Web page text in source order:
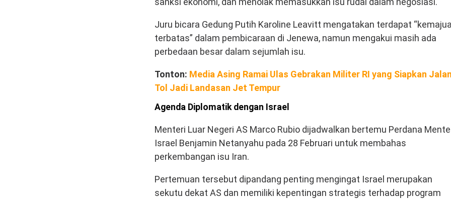
Juru bicara Gedung Putih Karoline Leavitt mengatakan terdapat
terbatas” dalam pembicaraan di Jenewa, namun mengakui masih ada
perbedaan besar dalam sejumlah isu.
Tonton: Media Asing Ramai Ulas Gebrakan Militer RI yang Siapkan
Tol Jadi Landasan Jet Tempur
Agenda Diplomatik dengan Israel
Menteri Luar Negeri AS Marco Rubio dijadwalkan bertemu Perdana
Israel Benjamin Netanyahu pada 28 Februari untuk membahas
perkembangan isu Iran.
Pertemuan tersebut dipandang penting mengingat Israel merupakan
sekutu dekat AS dan memiliki kepentingan strategis terhadap program